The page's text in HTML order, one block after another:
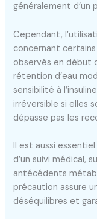
généralement
Cependant,
concernant
observés en début
rétention d’eau
sensibilité à
irréversible si elles
dépasse pas les
Il est aussi
d’un suivi médical,
antécédents
précaution assure
déséquilibres et